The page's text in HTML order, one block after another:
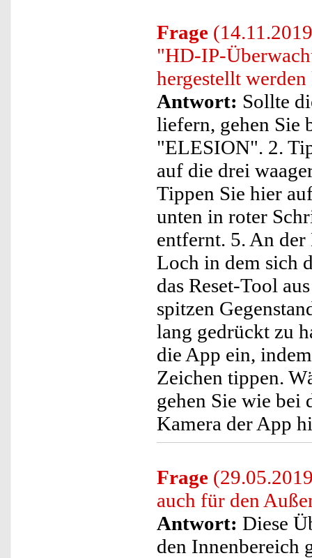
Frage
"HD-IP-
hergestellt werden
Antwort: Sollte
liefern, gehen Sie
"ELESION". 2.
auf die drei
Tippen Sie hier
unten in roter
entfernt. 5. An
Loch in dem sich
das Reset-Tool
spitzen
lang gedrückt zu
die App ein,
Zeichen tippen.
gehen Sie wie bei
Kamera der App
Frage
auch für den
Antwort: Diese
den Innenbereich